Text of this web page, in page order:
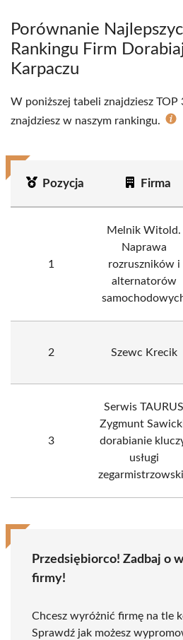
Porównanie
Rankingu Firm
Karpaczu
W poniższej tabeli znajdziesz
znajdziesz w naszym rankingu.
Pozycja Firma
1
Melnik Witold.
Naprawa
rozruszników i
alternatorów
2 Szewc Krecik
3
Serwis TAURUS
Zygmunt
dorabianie
usługi
Przedsiębiorco! Zadbaj o
firmy!
Chcesz wyróżnić firmę na tle
Sprawdź jak możesz